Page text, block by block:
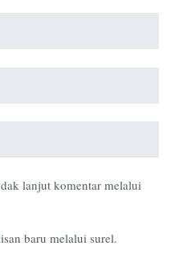
lanjut komentar melalui
baru melalui surel.